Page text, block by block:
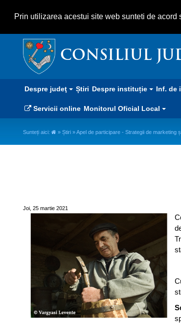
Prin utilizarea acestui site web sunteti de acord
CONSILIUL
Despre judeţ Știri Despre instituție Inf. de
Servicii online Monitorul Oficial Local
Sunteți aici: » Știri » Apel de participare - Strategii de marketing
Joi, 25 martie 2021